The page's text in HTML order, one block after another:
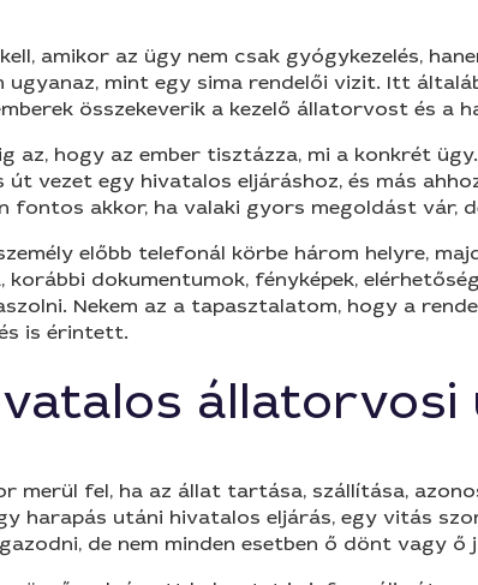
amikor az ügy nem csak gyógykezelés,
ugyanaz, mint egy sima rendelői vizit. Itt
összekeverik a kezelő állatorvost és a
az, hogy az ember tisztázza, mi a konkrét
út vezet egy hivatalos eljáráshoz, és más
fontos akkor, ha valaki gyors megoldást vár,
előbb telefonál körbe három helyre,
dokumentumok, fényképek,
Nekem az a tapasztalatom, hogy a
is érintett.
állatorvosi
merül fel, ha az állat tartása, szállítása,
harapás utáni hivatalos eljárás, egy vitás
de nem minden esetben ő dönt vagy ő